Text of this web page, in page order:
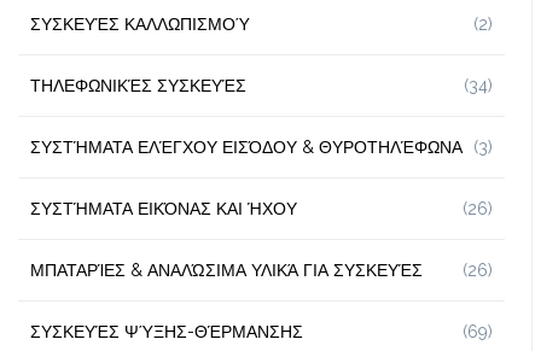
ΣΥΣΚΕΥΈΣ ΚΑΛΛΩΠΙΣΜΟΎ (2)
ΤΗΛΕΦΩΝΙΚΈΣ ΣΥΣΚΕΥΈΣ (34)
ΣΥΣΤΉΜΑΤΑ ΕΛΈΓΧΟΥ ΕΙΣΌΔΟΥ & ΘΥΡΟΤΗΛΈΦΩΝΑ (3)
ΣΥΣΤΉΜΑΤΑ ΕΙΚΌΝΑΣ ΚΑΙ ΉΧΟΥ (26)
ΜΠΑΤΑΡΊΕΣ & ΑΝΑΛΏΣΙΜΑ ΥΛΙΚΆ ΓΙΑ ΣΥΣΚΕΥΈΣ (26)
ΣΥΣΚΕΥΈΣ ΨΎΞΗΣ-ΘΈΡΜΑΝΣΗΣ (69)